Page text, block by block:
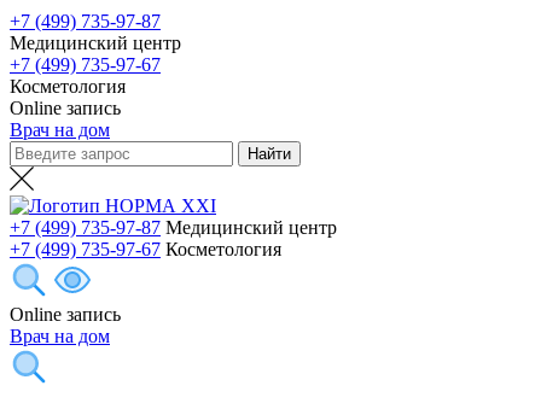
+7 (499) 735-97-87
Медицинский центр
+7 (499) 735-97-67
Косметология
Online запись
Врач на дом
+7 (499) 735-97-87 Медицинский центр
+7 (499) 735-97-67 Косметология
Online запись
Врач на дом